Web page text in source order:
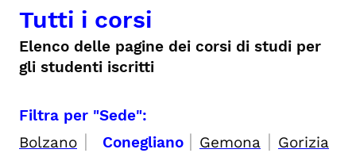
Tutti i corsi
Elenco delle pagine dei corsi di studi per
gli studenti iscritti
Filtra per "Sede":
Bolzano | Conegliano | Gemona | Gorizia